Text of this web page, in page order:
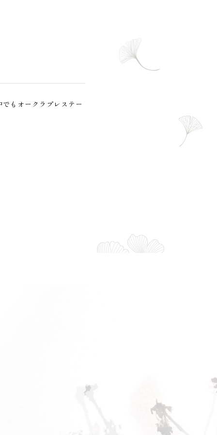
もオークラプレステー